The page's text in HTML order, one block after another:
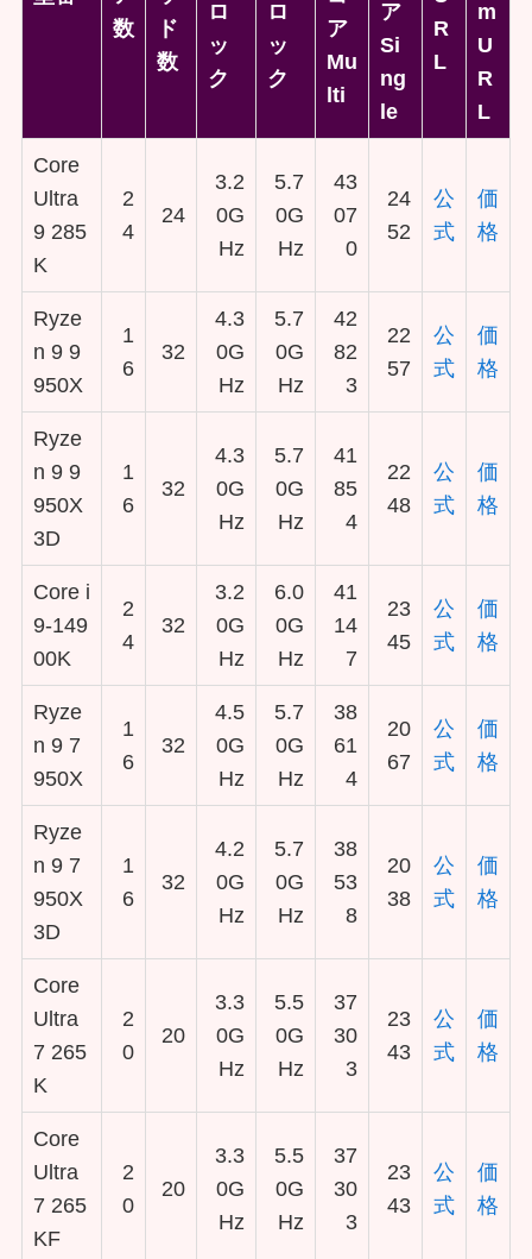
数
ド
数
ロ
ッ
ク
ロ
ッ
ク
ア
Mu
lti
ア
Si
ng
le
R
L
m
U
R
L
Core
Ultra
9 285
K
2
4
24
3.2
0G
Hz
5.7
0G
Hz
43
07
0
24
52
公
式
価
格
Ryze
n 9 9
950X
1
6
32
4.3
0G
Hz
5.7
0G
Hz
42
82
3
22
57
公
式
価
格
Ryze
n 9 9
950X
3D
1
6
32
4.3
0G
Hz
5.7
0G
Hz
41
85
4
22
48
公
式
価
格
Core i
9-149
00K
2
4
32
3.2
0G
Hz
6.0
0G
Hz
41
14
7
23
45
公
式
価
格
Ryze
n 9 7
950X
1
6
32
4.5
0G
Hz
5.7
0G
Hz
38
61
4
20
67
公
式
価
格
Ryze
n 9 7
950X
3D
1
6
32
4.2
0G
Hz
5.7
0G
Hz
38
53
8
20
38
公
式
価
格
Core
Ultra
7 265
K
2
0
20
3.3
0G
Hz
5.5
0G
Hz
37
30
3
23
43
公
式
価
格
Core
Ultra
7 265
KF
2
0
20
3.3
0G
Hz
5.5
0G
Hz
37
30
3
23
43
公
式
価
格